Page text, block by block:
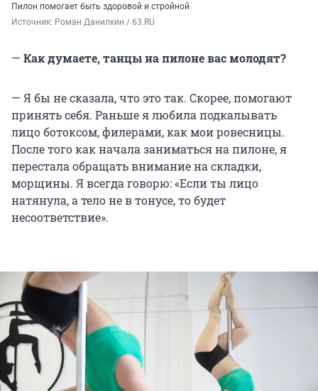
Пилон помогает быть здоровой и стройной
Источник: Роман Данилкин / 63.RU
— Как думаете, танцы на пилоне вас молодят?
— Я бы не сказала, что это так. Скорее, помогают
принять себя. Раньше я любила подкалывать
лицо ботоксом, филерами, как мои ровесницы.
После того как начала заниматься на пилоне, я
перестала обращать внимание на складки,
морщины. Я всегда говорю: «Если ты лицо
натянула, а тело не в тонусе, то будет
несоответствие».